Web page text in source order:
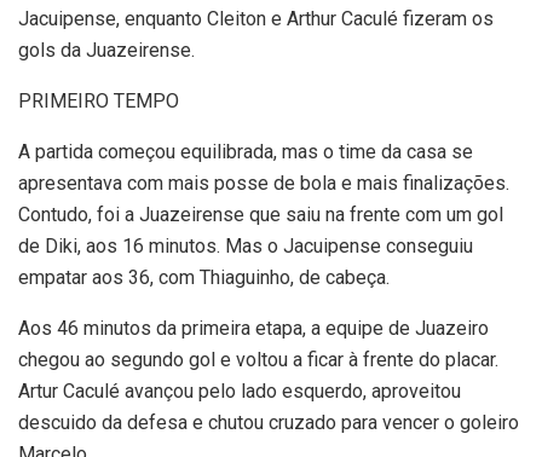
Jacuipense, enquanto Cleiton e Arthur Caculé fizeram os
gols da Juazeirense.
PRIMEIRO TEMPO
A partida começou equilibrada, mas o time da casa se
apresentava com mais posse de bola e mais finalizações.
Contudo, foi a Juazeirense que saiu na frente com um gol
de Diki, aos 16 minutos. Mas o Jacuipense conseguiu
empatar aos 36, com Thiaguinho, de cabeça.
Aos 46 minutos da primeira etapa, a equipe de Juazeiro
chegou ao segundo gol e voltou a ficar à frente do placar.
Artur Caculé avançou pelo lado esquerdo, aproveitou
descuido da defesa e chutou cruzado para vencer o goleiro